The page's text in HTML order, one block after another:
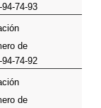
74-93
de
74-92
de